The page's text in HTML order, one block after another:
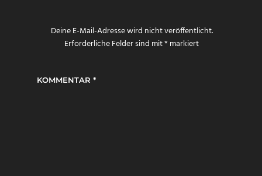
Deine E-Mail-Adresse wird nicht veröffentlicht.
Erforderliche Felder sind mit*markiert
KOMMENTAR *